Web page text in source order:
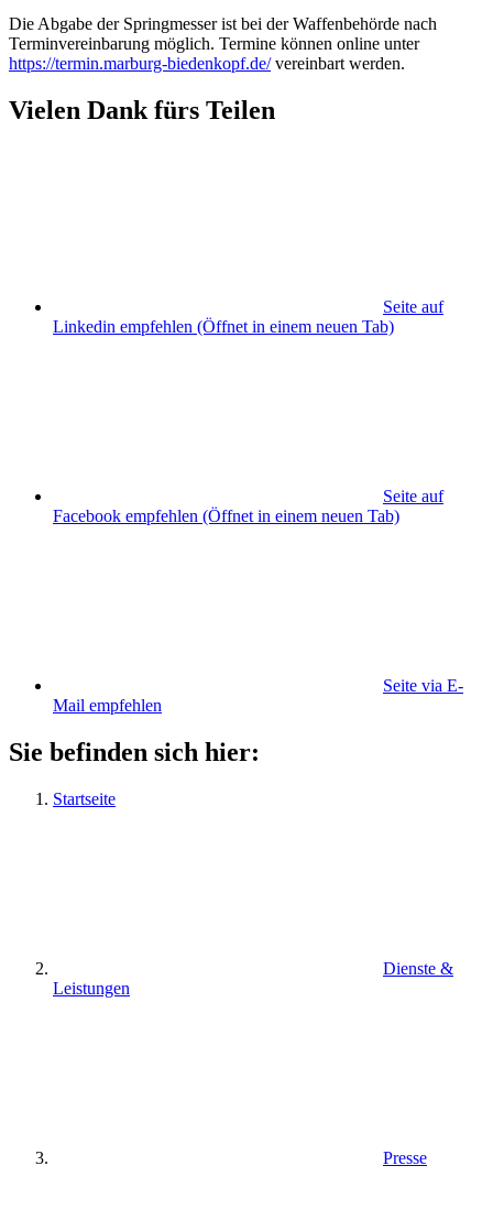
Die Abgabe der Springmesser ist bei der Waffenbehörde nach
Terminvereinbarung möglich. Termine können online unter
https://termin.marburg-biedenkopf.de/vereinbart werden.
Vielen Dank fürs Teilen
Seite auf
Linkedin empfehlen (Öffnet in einem neuen Tab)
Seite auf
Facebook empfehlen (Öffnet in einem neuen Tab)
Seite via E-
Mail empfehlen
Sie befinden sich hier:
Startseite
Dienste &
Leistungen
Presse